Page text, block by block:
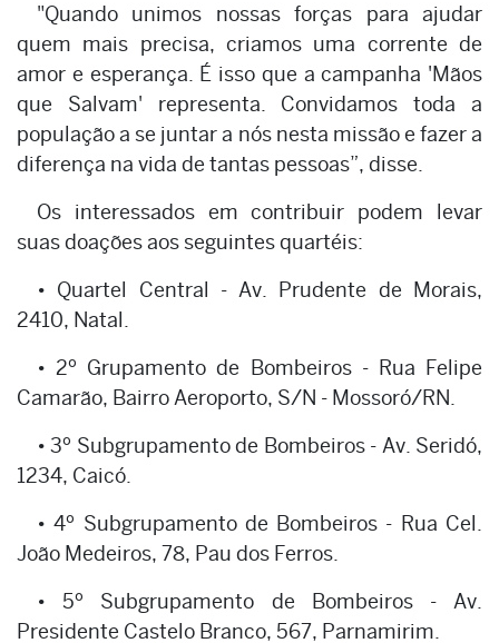
"Quando unimos nossas forças para ajudar
quem mais precisa, criamos uma corrente de
amor e esperança. É isso que a campanha 'Mãos
que Salvam' representa. Convidamos toda a
população a se juntar a nós nesta missão e fazer a
diferença na vida de tantas pessoas”, disse.
Os interessados em contribuir podem levar
suas doações aos seguintes quartéis:
• Quartel Central - Av. Prudente de Morais,
2410, Natal.
• 2º Grupamento de Bombeiros - Rua Felipe
Camarão, Bairro Aeroporto, S/N - Mossoró/RN.
• 3º Subgrupamento de Bombeiros - Av. Seridó,
1234, Caicó.
• 4º Subgrupamento de Bombeiros - Rua Cel.
João Medeiros, 78, Pau dos Ferros.
• 5º Subgrupamento de Bombeiros - Av.
Presidente Castelo Branco, 567, Parnamirim.